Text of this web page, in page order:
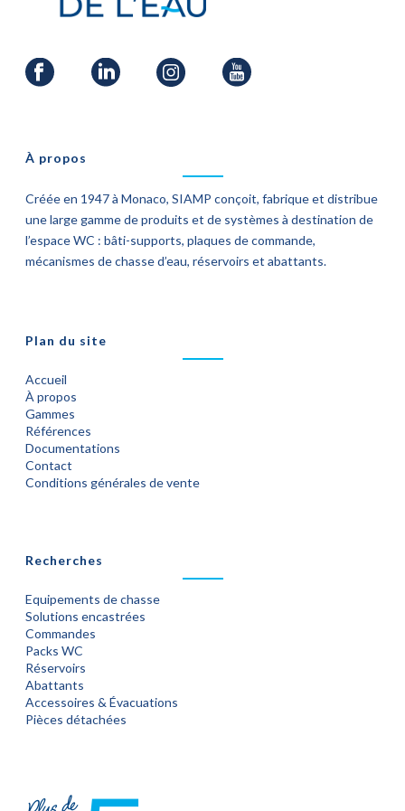
À propos
Créée en 1947 à Monaco, SIAMP conçoit, fabrique et distribue
une large gamme de produits et de systèmes à destination de
l’espace WC : bâti-supports, plaques de commande,
mécanismes de chasse d’eau, réservoirs et abattants.
Plan du site
Accueil
À propos
Gammes
Références
Documentations
Contact
Conditions générales de vente
Recherches
Equipements de chasse
Solutions encastrées
Commandes
Packs WC
Réservoirs
Abattants
Accessoires & Évacuations
Pièces détachées